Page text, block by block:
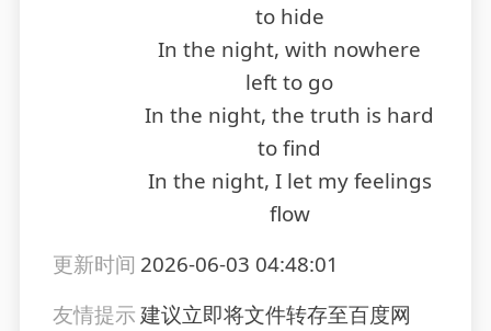
to hide
In the night, with nowhere
left to go
In the night, the truth is hard
to find
In the night, I let my feelings
flow
更新时间 2026-06-03 04:48:01
友情提示建议立即将文件转存至百度网